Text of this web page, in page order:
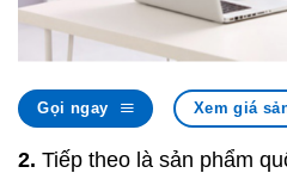
Gọi ngay Xem giá
2. Tiếp theo là sản phẩm